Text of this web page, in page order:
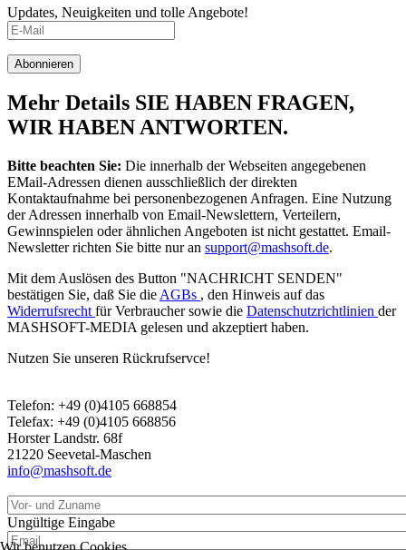
Updates, Neuigkeiten und tolle Angebote!
Abonnieren
Mehr Details SIE HABEN FRAGEN,
WIR HABEN ANTWORTEN.
Bitte beachten Sie: Die innerhalb der Webseiten angegebenen
EMail-Adressen dienen ausschließlich der direkten
Kontaktaufnahme bei personenbezogenen Anfragen. Eine Nutzung
der Adressen innerhalb von Email-Newslettern, Verteilern,
Gewinnspielen oder ähnlichen Angeboten ist nicht gestattet. Email-
Newsletter richten Sie bitte nur an support@mashsoft.de.
Mit dem Auslösen des Button "NACHRICHT SENDEN"
bestätigen Sie, daß Sie die AGBs , den Hinweis auf das
Widerrufsrecht für Verbraucher sowie die Datenschutzrichtlinien der
MASHSOFT-MEDIA gelesen und akzeptiert haben.
Nutzen Sie unseren Rückrufservce!
Telefon: +49 (0)4105 668854
Telefax: +49 (0)4105 668856
Horster Landstr. 68f
21220 Seevetal-Maschen
info@mashsoft.de
Ungültige Eingabe
Wir benutzen Cookies